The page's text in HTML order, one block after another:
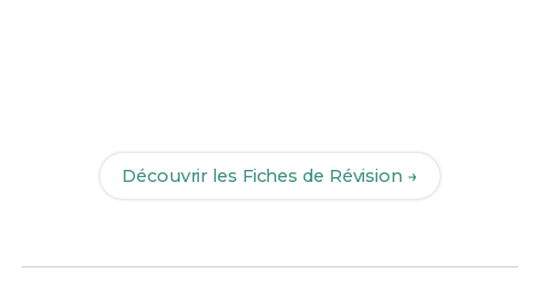
Découvrir les Fiches de Révision →